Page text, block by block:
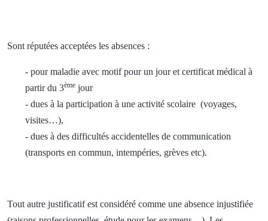
Sont réputées acceptées les absences :
- pour maladie avec motif pour un jour et certificat médical à
partir du 3ème jour
- dues à la participation à une activité scolaire (voyages,
visites…),
- dues à des difficultés accidentelles de communication
(transports en commun, intempéries, grèves etc).
Tout autre justificatif est considéré comme une absence injustifiée